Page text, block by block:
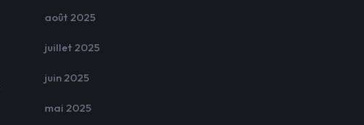
août 2025
juillet 2025
juin 2025
mai 2025